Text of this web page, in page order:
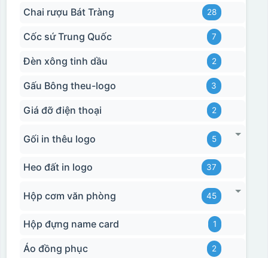
Chai rượu Bát Tràng 28
Cốc sứ Trung Quốc 7
Đèn xông tinh dầu 2
Gấu Bông theu-logo 3
Giá đỡ điện thoại 2
Gối in thêu logo 5
Heo đất in logo 37
Hộp cơm văn phòng 45
Hộp đựng name card 1
Áo đồng phục 2